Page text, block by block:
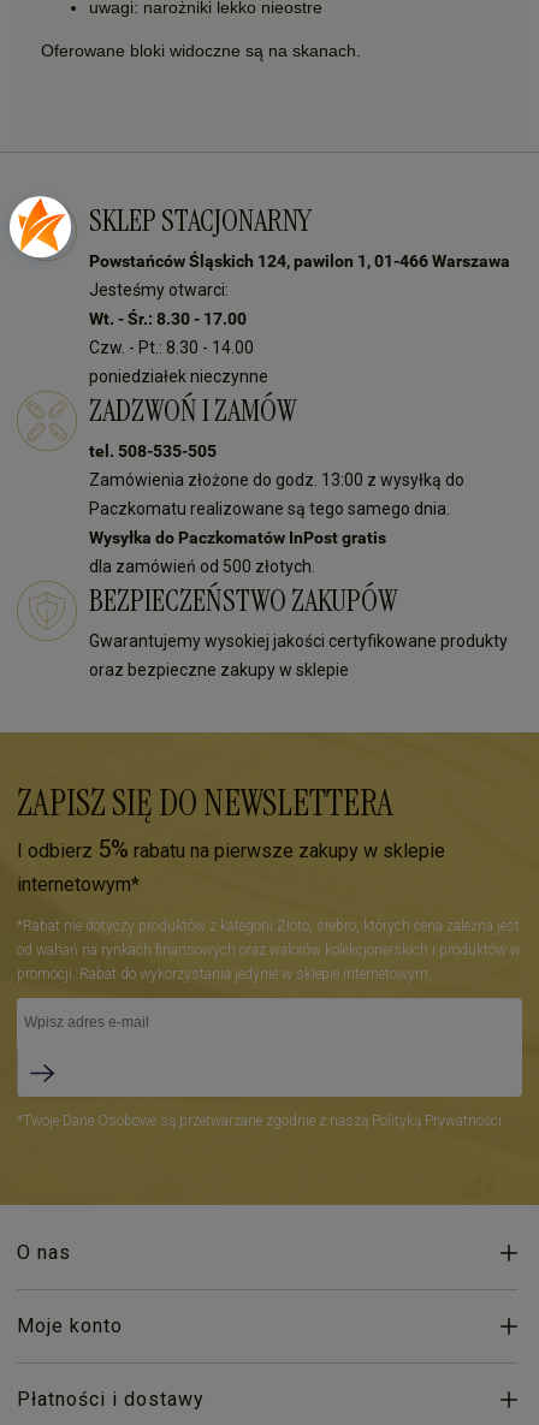
uwagi: narożniki lekko nieostre
Oferowane bloki widoczne są na skanach.
SKLEP STACJONARNY
Powstańców Śląskich 124, pawilon 1, 01-466 Warszawa
Jesteśmy otwarci:
Wt. - Śr.: 8.30 - 17.00
Czw. - Pt.: 8.30 - 14.00
poniedziałek nieczynne
ZADZWOŃ I ZAMÓW
tel. 508-535-505
Zamówienia złożone do godz. 13:00 z wysyłką do
Paczkomatu realizowane są tego samego dnia.
Wysyłka do Paczkomatów InPost gratis
dla zamówień od 500 złotych.
BEZPIECZEŃSTWO ZAKUPÓW
Gwarantujemy wysokiej jakości certyfikowane produkty
oraz bezpieczne zakupy w sklepie
ZAPISZ SIĘ DO NEWSLETTERA
I odbierz 5% rabatu na pierwsze zakupy w sklepie
internetowym*
*Rabat nie dotyczy produktów z kategorii Złoto, srebro, których cena zależna jest
od wahań na rynkach finansowych oraz walorów kolekcjonerskich i produktów w
promocji. Rabat do wykorzystania jedynie w sklepie internetowym.
*Twoje Dane Osobowe są przetwarzane zgodnie z naszą Polityką Prywatności.
O nas
Moje konto
Płatności i dostawy